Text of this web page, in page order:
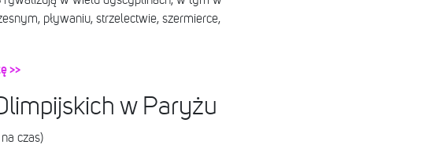
pływaniu, strzelectwie, szermierce,
>>
w Paryżu
czas)